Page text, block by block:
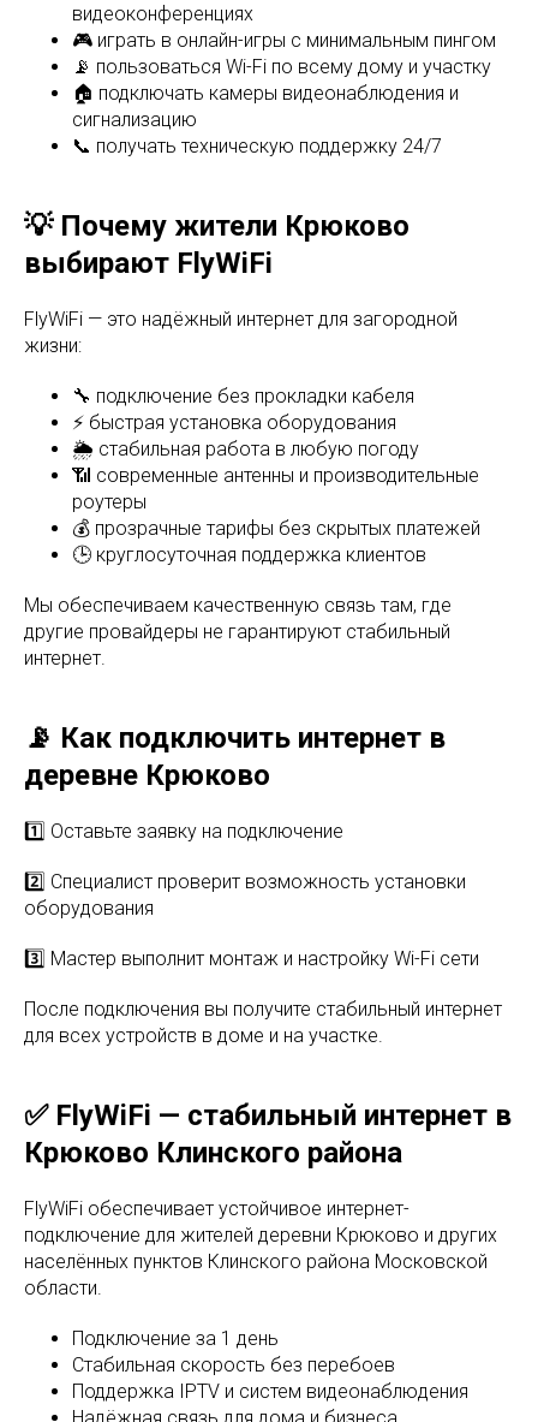
видеоконференциях
🎮 играть в онлайн-игры с минимальным пингом
📡 пользоваться Wi-Fi по всему дому и участку
🏠 подключать камеры видеонаблюдения и
сигнализацию
📞 получать техническую поддержку 24/7
💡 Почему жители Крюково
выбирают FlyWiFi
FlyWiFi — это надёжный интернет для загородной
жизни:
🔧 подключение без прокладки кабеля
⚡ быстрая установка оборудования
🌦 стабильная работа в любую погоду
📶 современные антенны и производительные
роутеры
💰 прозрачные тарифы без скрытых платежей
🕒 круглосуточная поддержка клиентов
Мы обеспечиваем качественную связь там, где
другие провайдеры не гарантируют стабильный
интернет.
📡 Как подключить интернет в
деревне Крюково
1️⃣ Оставьте заявку на подключение
2️⃣ Специалист проверит возможность установки
оборудования
3️⃣ Мастер выполнит монтаж и настройку Wi-Fi сети
После подключения вы получите стабильный интернет
для всех устройств в доме и на участке.
✅ FlyWiFi — стабильный интернет в
Крюково Клинского района
FlyWiFi обеспечивает устойчивое интернет-
подключение для жителей деревни Крюково и других
населённых пунктов Клинского района Московской
области.
Подключение за 1 день
Стабильная скорость без перебоев
Поддержка IPTV и систем видеонаблюдения